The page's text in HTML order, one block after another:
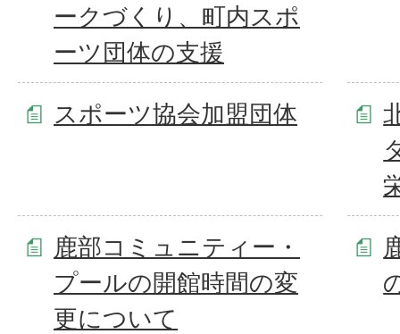
ークづくり、町内スポ
ーツ団体の支援
スポーツ協会加盟団体
鹿部コミュニティー・
プールの開館時間の変
更について